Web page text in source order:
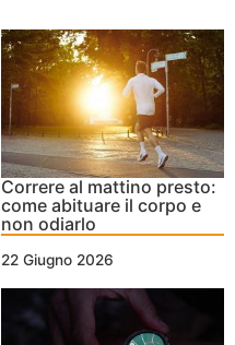
Correre al mattino presto:
come abituare il corpo e
non odiarlo
22 Giugno 2026